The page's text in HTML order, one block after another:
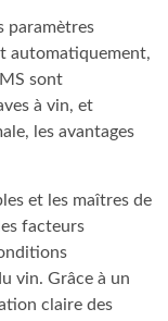
paramètres
automatiquement,
sont
à vin, et
les avantages
et les maîtres de
facteurs
vin. Grâce à un
claire des